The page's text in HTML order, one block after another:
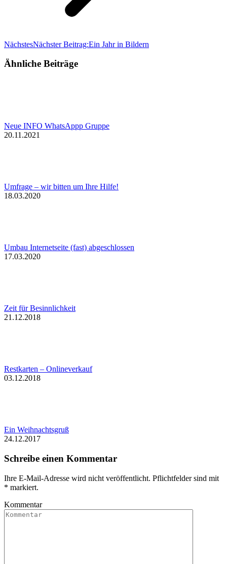
NächstesNächster Beitrag:Ein Jahr in Bildern
Ähnliche Beiträge
Neue INFO WhatsAppp Gruppe
20.11.2021
Umfrage – wir bitten um Ihre Hilfe!
18.03.2020
Umbau Internetseite (fast) abgeschlossen
17.03.2020
Zeit für Besinnlichkeit
21.12.2018
Restkarten – Onlineverkauf
03.12.2018
Ein Weihnachtsgruß
24.12.2017
Schreibe einen Kommentar
Ihre E-Mail-Adresse wird nicht veröffentlicht. Pflichtfelder sind mit
* markiert.
Kommentar